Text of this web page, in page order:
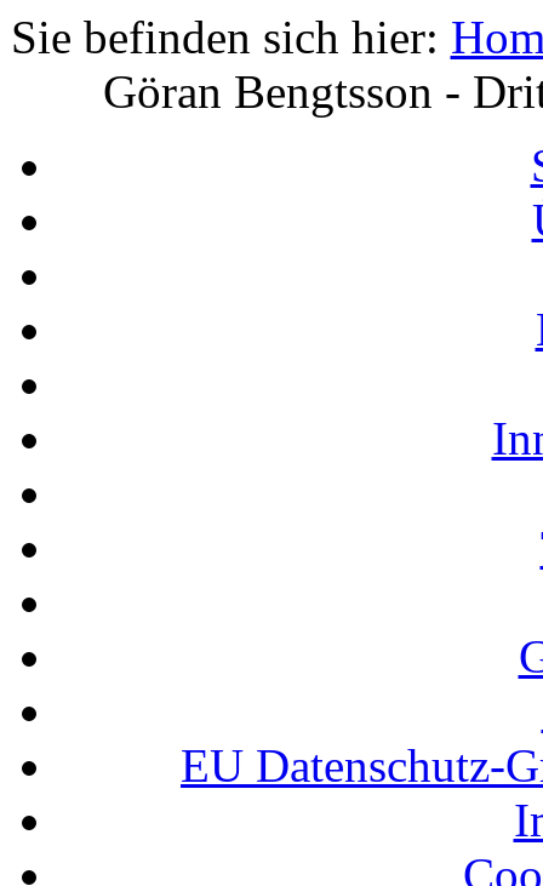
Sie befinden sich hier:
Göran Bengtsson -
EU Datenschutz-